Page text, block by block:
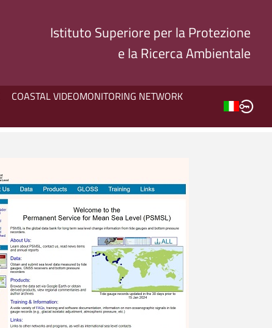
Istituto Superiore per la Protezione
e la Ricerca Ambientale
COASTAL VIDEOMONITORING NETWORK